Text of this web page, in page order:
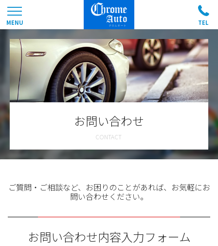
お問い合わせ
ご質問・ご相談など、お困りのことがあれば、お気軽にお
問い合わせください。
お問い合わせ内容入力フォーム